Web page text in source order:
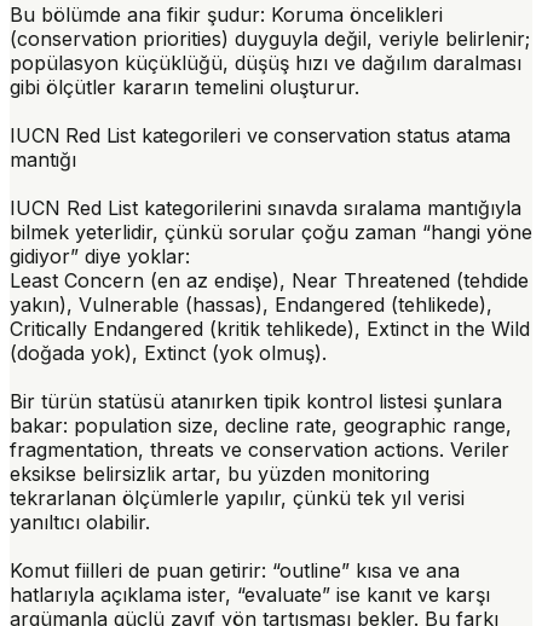
Bu bölümde ana fikir şudur: Koruma öncelikleri
(conservation priorities) duyguyla değil, veriyle belirlenir;
popülasyon küçüklüğü, düşüş hızı ve dağılım daralması
gibi ölçütler kararın temelini oluşturur.
IUCN Red List kategorileri ve conservation status atama
mantığı
IUCN Red List kategorilerini sınavda sıralama mantığıyla
bilmek yeterlidir, çünkü sorular çoğu zaman “hangi yöne
gidiyor” diye yoklar:
Least Concern (en az endişe), Near Threatened (tehdide
yakın), Vulnerable (hassas), Endangered (tehlikede),
Critically Endangered (kritik tehlikede), Extinct in the Wild
(doğada yok), Extinct (yok olmuş).
Bir türün statüsü atanırken tipik kontrol listesi şunlara
bakar: population size, decline rate, geographic range,
fragmentation, threats ve conservation actions. Veriler
eksikse belirsizlik artar, bu yüzden monitoring
tekrarlanan ölçümlerle yapılır, çünkü tek yıl verisi
yanıltıcı olabilir.
Komut fiilleri de puan getirir: “outline” kısa ve ana
hatlarıyla açıklama ister, “evaluate” ise kanıt ve karşı
argümanla güçlü zayıf yön tartışması bekler. Bu farkı